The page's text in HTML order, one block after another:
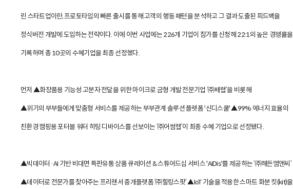
린 스타트업이란, 프로토타입의 빠른 출시를 통해 고객의 행동 패턴을 분석하고 그 결과 도출된 피드백을
정식버전 개발에 도입하는 전략이다. 이에 이번 사업에는 226개 기업이 참가를 신청해 22:1의 높은 경쟁률을
기록하며 총 10곳의 수혜기업을 최종 선정했다.
먼저 ▲화장품용 기능성 고분자 전달을 위한 마이크로 금형 개발 전문기업 ‘㈜배랩’을 비롯해
▲위기의 부부들에게 맞춤형 서비스를 제공하는 부부관계 솔루션 플랫폼 '신디스쿨' ▲99% 에너지 효율의
친환경 캠핑용 포터블 워터 히팅 디바이스를 선보이는 ‘㈜어썸랩’이 최종 수혜 기업으로 선정됐다.
▲빅데이터·AI 기반 비대면 특판유통 상품 큐레이션 & 스튜어드십 서비스 'AiDis'를 제공하는 ‘㈜해든앰앤씨’
▲데이터로 전문가를 찾아주는 프리랜서 중개플랫폼 ‘㈜힐링스팟’ ▲IoT 기술을 적용한 스마트 화분 킷(kit)을